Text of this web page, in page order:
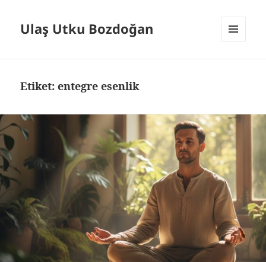
Ulaş Utku Bozdoğan
Etiket:entegre esenlik